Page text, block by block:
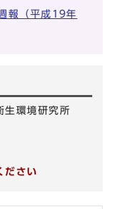
報（平成19年
生環境研究所
ださい